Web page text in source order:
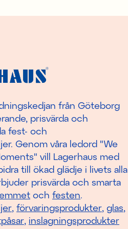
från Göteborg
prisvärda och
fest- och
Genom våra ledord "We
vill Lagerhaus med
till ökad glädje i livets alla
prisvärda och smarta
och festen.
, förvaringsprodukter, glas,
, inslagningsprodukter